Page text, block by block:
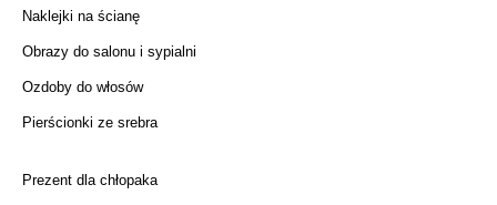
Naklejki na ścianę
Obrazy do salonu i sypialni
Ozdoby do włosów
Pierścionki ze srebra
Prezent dla chłopaka